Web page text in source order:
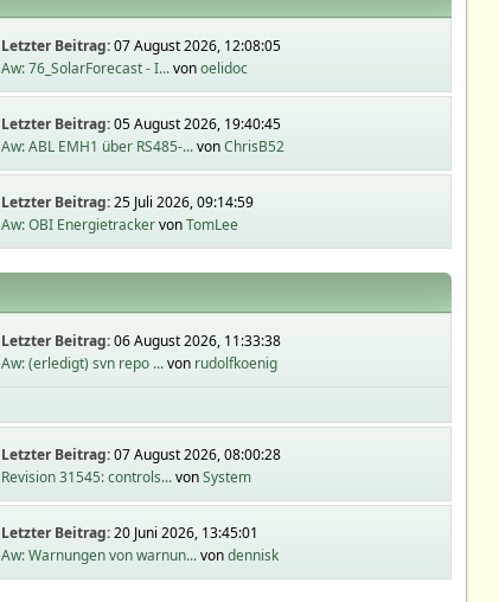
Letzter Beitrag:07 August 2026, 12:08:05
Aw: 76_SolarForecast - I...vonoelidoc
Letzter Beitrag:05 August 2026, 19:40:45
Aw: ABL EMH1 über RS485-...vonChrisB52
Letzter Beitrag:25 Juli 2026, 09:14:59
Aw: OBI EnergietrackervonTomLee
Letzter Beitrag:06 August 2026, 11:33:38
Aw: (erledigt) svn repo ...von rudolfkoenig
Letzter Beitrag:07 August 2026, 08:00:28
Revision 31545: controls...vonSystem
Letzter Beitrag:20 Juni 2026, 13:45:01
Aw: Warnungen von warnun...vondennisk